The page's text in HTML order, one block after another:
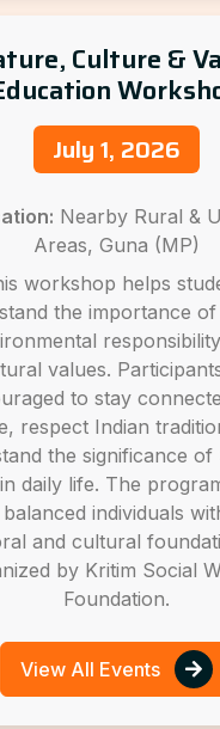
Culture &
July 1, 2026
Nearby Rural &
Areas, Guna (MP)
workshop helps
the importance
values.
to stay
respect Indian
the significance of
daily life. The
individuals
and cultural
by Kritim Social
Foundation.
View All Events